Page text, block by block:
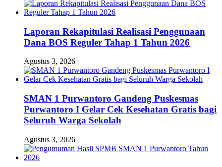
Laporan Rekapitulasi Realisasi Penggunaan
Dana BOS Reguler Tahap 1 Tahun 2026
Agustus 3, 2026
SMAN 1 Purwantoro Gandeng Puskesmas
Purwantoro I Gelar Cek Kesehatan Gratis bagi
Seluruh Warga Sekolah
Agustus 3, 2026